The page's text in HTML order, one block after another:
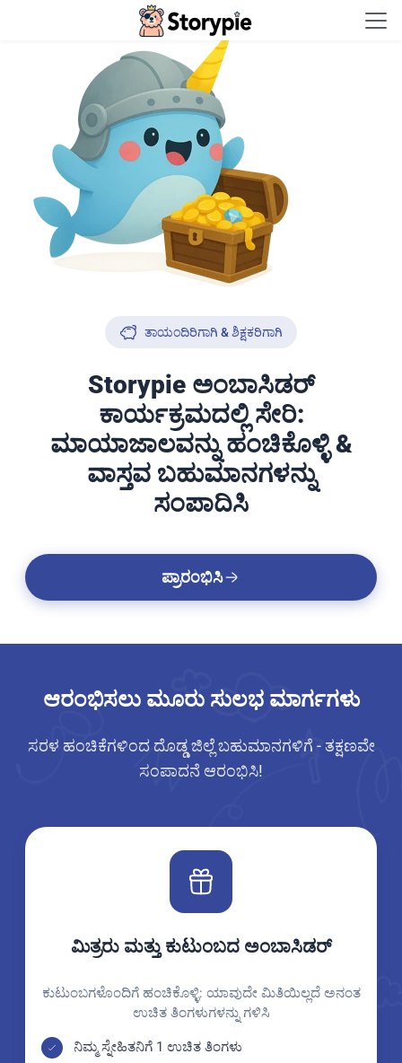
Storypie - Home
ತಾಯಂದಿರಿಗಾಗಿ & ಶಿಕ್ಷಕರಿಗಾಗಿ
Storypie ಅಂಬಾಸಿಡರ್
ಕಾರ್ಯಕ್ರಮದಲ್ಲಿ ಸೇರಿ:
ಮಾಯಾಜಾಲವನ್ನು ಹಂಚಿಕೊಳ್ಳಿ &
ವಾಸ್ತವ ಬಹುಮಾನಗಳನ್ನು
ಸಂಪಾದಿಸಿ
ಪ್ರಾರಂಭಿಸಿ
ಆರಂಭಿಸಲು ಮೂರು ಸುಲಭ ಮಾರ್ಗಗಳು
ಸರಳ ಹಂಚಿಕೆಗಳಿಂದ ದೊಡ್ಡ ಜಿಲ್ಲೆ ಬಹುಮಾನಗಳಿಗೆ - ತಕ್ಷಣವೇ
ಸಂಪಾದನೆ ಆರಂಭಿಸಿ!
ಮಿತ್ರರು ಮತ್ತು ಕುಟುಂಬದ ಅಂಬಾಸಿಡರ್
ಕುಟುಂಬಗಳೊಂದಿಗೆ ಹಂಚಿಕೊಳ್ಳಿ: ಯಾವುದೇ ಮಿತಿಯಿಲ್ಲದೆ ಅನಂತ
ಉಚಿತ ತಿಂಗಳುಗಳನ್ನು ಗಳಿಸಿ
ನಿಮ್ಮ ಸ್ನೇಹಿತನಿಗೆ 1 ಉಚಿತ ತಿಂಗಳು